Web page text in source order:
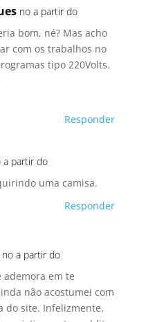
no a partir do
bom, né? Mas acho
com os trabalhos no
tipo 220Volts.
Responder
a partir do
uma camisa.
Responder
no a partir do
ademora em te
não acostumei com
do site. Infelizmente,